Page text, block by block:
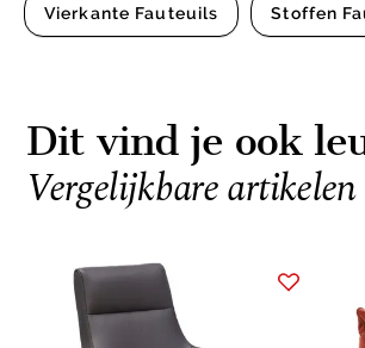
Vierkante Fauteuils Stoffen
Dit vind je ook
Vergelijkbare artikelen